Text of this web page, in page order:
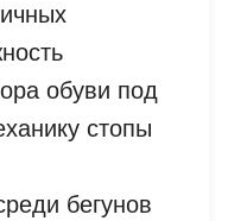
обуви под
стопы
бегунов